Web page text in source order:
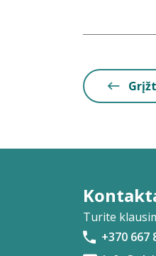
Turite
+370 667